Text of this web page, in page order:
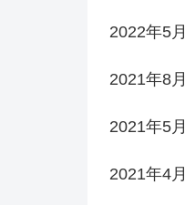
2022年5月
2021年8月
2021年5月
2021年4月